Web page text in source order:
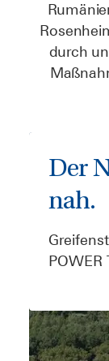
durch
Der
nah.
POWER